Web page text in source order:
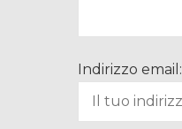
Indirizzo email: